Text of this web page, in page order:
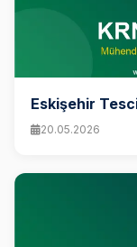
Eskişehir
20.05.2026